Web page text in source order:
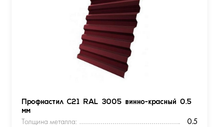
Профнастил С21 RAL 3005 винно-красный 0.5
мм
Толщина металла:
0.5